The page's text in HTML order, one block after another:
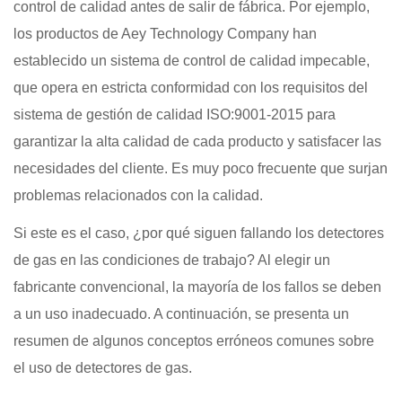
control de calidad antes de salir de fábrica. Por ejemplo,
los productos de Aey Technology Company han
establecido un sistema de control de calidad impecable,
que opera en estricta conformidad con los requisitos del
sistema de gestión de calidad ISO:9001-2015 para
garantizar la alta calidad de cada producto y satisfacer las
necesidades del cliente. Es muy poco frecuente que surjan
problemas relacionados con la calidad.
Si este es el caso, ¿por qué siguen fallando los detectores
de gas en las condiciones de trabajo? Al elegir un
fabricante convencional, la mayoría de los fallos se deben
a un uso inadecuado. A continuación, se presenta un
resumen de algunos conceptos erróneos comunes sobre
el uso de detectores de gas.